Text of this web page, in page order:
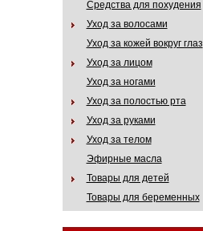
Средства для похудения
Уход за волосами
Уход за кожей вокруг глаз
Уход за лицом
Уход за ногами
Уход за полостью рта
Уход за руками
Уход за телом
Эфирные масла
Товары для детей
Товары для беременных